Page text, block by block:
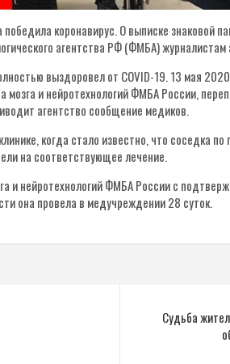
коронавирус. О выписке знаковой
агентства РФ (ФМБА) журналистам
выздоровел от COVID-19. 13 мая
и нейротехнологий ФМБА России,
агентство сообщение медиков.
когда стало известно, что соседка
на соответствующее лечение.
и нейротехнологий ФМБА России с
она провела в медучреждении 28 суток.
Судьба